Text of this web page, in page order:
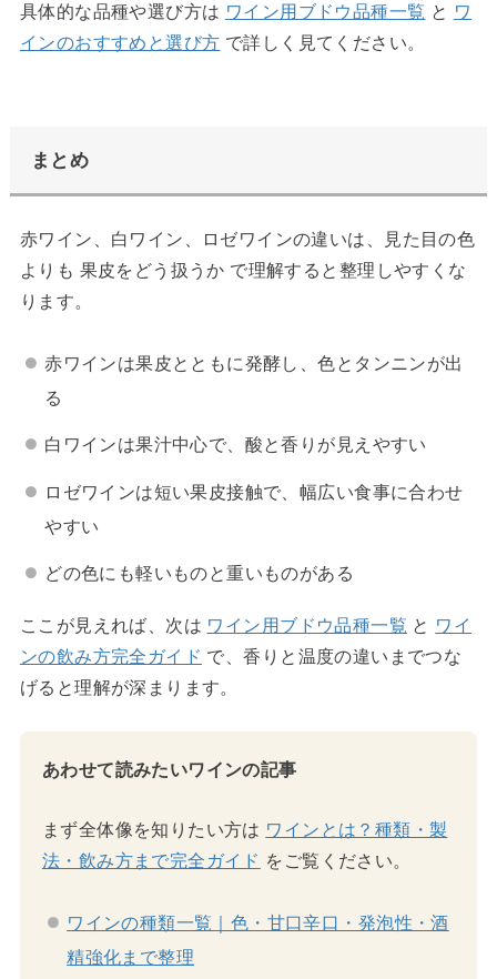
具体的な品種や選び方は ワイン用ブドウ品種一覧 と ワ
インのおすすめと選び方 で詳しく見てください。
まとめ
赤ワイン、白ワイン、ロゼワインの違いは、見た目の色
よりも 果皮をどう扱うか で理解すると整理しやすくな
ります。
赤ワインは果皮とともに発酵し、色とタンニンが出
る
白ワインは果汁中心で、酸と香りが見えやすい
ロゼワインは短い果皮接触で、幅広い食事に合わせ
やすい
どの色にも軽いものと重いものがある
ここが見えれば、次は ワイン用ブドウ品種一覧 と ワイ
ンの飲み方完全ガイド で、香りと温度の違いまでつな
げると理解が深まります。
あわせて読みたいワインの記事
まず全体像を知りたい方は ワインとは？種類・製
法・飲み方まで完全ガイド をご覧ください。
ワインの種類一覧｜色・甘口辛口・発泡性・酒
精強化まで整理